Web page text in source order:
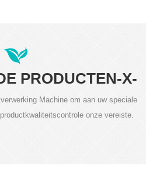
PRODUCTEN-X-
Machine om aan uw speciale
onze vereiste.